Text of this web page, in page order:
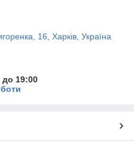
16, Харків, Україна
до 19:00